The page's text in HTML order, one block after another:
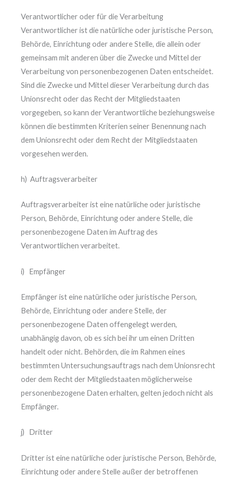
Verantwortlicher oder für die Verarbeitung
Verantwortlicher ist die natürliche oder juristische Person,
Behörde, Einrichtung oder andere Stelle, die allein oder
gemeinsam mit anderen über die Zwecke und Mittel der
Verarbeitung von personenbezogenen Daten entscheidet.
Sind die Zwecke und Mittel dieser Verarbeitung durch das
Unionsrecht oder das Recht der Mitgliedstaaten
vorgegeben, so kann der Verantwortliche beziehungsweise
können die bestimmten Kriterien seiner Benennung nach
dem Unionsrecht oder dem Recht der Mitgliedstaaten
vorgesehen werden.
h) Auftragsverarbeiter
Auftragsverarbeiter ist eine natürliche oder juristische
Person, Behörde, Einrichtung oder andere Stelle, die
personenbezogene Daten im Auftrag des
Verantwortlichen verarbeitet.
i) Empfänger
Empfänger ist eine natürliche oder juristische Person,
Behörde, Einrichtung oder andere Stelle, der
personenbezogene Daten offengelegt werden,
unabhängig davon, ob es sich bei ihr um einen Dritten
handelt oder nicht. Behörden, die im Rahmen eines
bestimmten Untersuchungsauftrags nach dem Unionsrecht
oder dem Recht der Mitgliedstaaten möglicherweise
personenbezogene Daten erhalten, gelten jedoch nicht als
Empfänger.
j) Dritter
Dritter ist eine natürliche oder juristische Person, Behörde,
Einrichtung oder andere Stelle außer der betroffenen